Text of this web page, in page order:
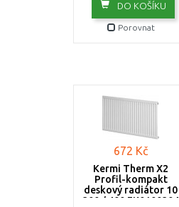
DO KOŠÍKU
Porovnat
672 Kč
Kermi Therm X2
Profil-kompakt
deskový radiátor 10
300 / 400 FK0100304